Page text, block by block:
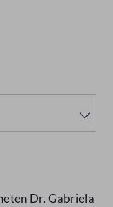
Dr. Gabriela